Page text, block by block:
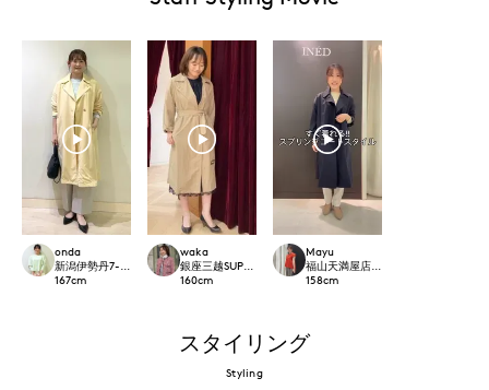
onda
新潟伊勢丹7-IDconcept.
167cm
waka
銀座三越SUPERIOR CLOSET GINZA
160cm
Mayu
福山天満屋店INED/7-IDconcept./
158cm
スタイリング
Styling